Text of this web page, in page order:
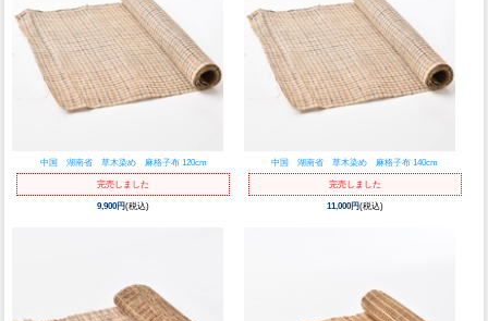
中国 湖南省 草木染め 麻格子布 120cm
完売しました
9,900円(税込)
中国 湖南省 草木染め 麻格子布 140cm
完売しました
11,000円(税込)